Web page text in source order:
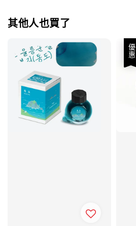
其他人也買了
優惠